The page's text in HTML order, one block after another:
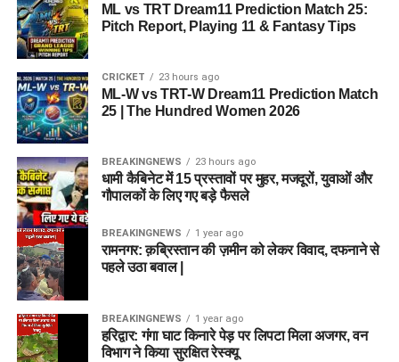
ML vs TRT Dream11 Prediction Match 25:
Pitch Report, Playing 11 & Fantasy Tips
CRICKET 23 hours ago
ML-W vs TRT-W Dream11 Prediction Match
25 | The Hundred Women 2026
BREAKINGNEWS 23 hours ago
धामी कैबिनेट में 15 प्रस्तावों पर मुहर, मजदूरों, युवाओं और
गौपालकों के लिए गए बड़े फैसले
BREAKINGNEWS 1 year ago
रामनगर: क़ब्रिस्तान की ज़मीन को लेकर विवाद, दफनाने से
पहले उठा बवाल |
BREAKINGNEWS 1 year ago
हरिद्वार: गंगा घाट किनारे पेड़ पर लिपटा मिला अजगर, वन
विभाग ने किया सुरक्षित रेस्क्यू